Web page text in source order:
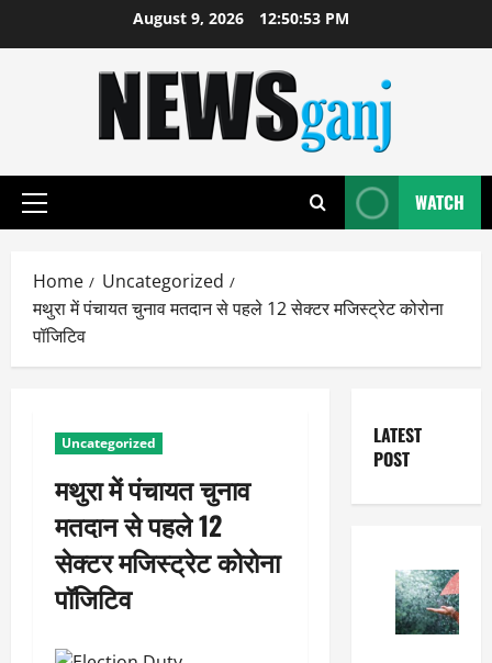
August 9, 2026 12:50:54 PM
Primary
WATCH
Home
Uncategorized
मथुरा में पंचायत चुनाव मतदान से पहले 12 सेक्टर मजिस्ट्रेट कोरोना
पॉजिटिव
Uncategorized
मथुरा में पंचायत चुनाव
मतदान से पहले 12
सेक्टर मजिस्ट्रेट कोरोना
पॉजिटिव
LATEST
POST